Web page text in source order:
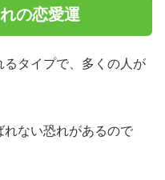
の恋愛運
タイプで、多くの人が
れない恐れがあるので